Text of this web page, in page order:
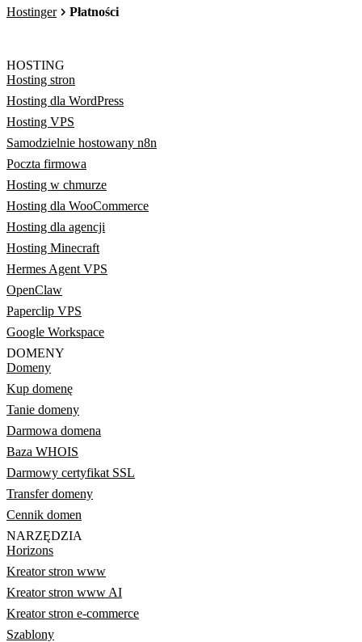
Hostinger Płatności
HOSTING
Hosting stron
Hosting dla WordPress
Hosting VPS
Samodzielnie hostowany n8n
Poczta firmowa
Hosting w chmurze
Hosting dla WooCommerce
Hosting dla agencji
Hosting Minecraft
Hermes Agent VPS
OpenClaw
Paperclip VPS
Google Workspace
DOMENY
Domeny
Kup domenę
Tanie domeny
Darmowa domena
Baza WHOIS
Darmowy certyfikat SSL
Transfer domeny
Cennik domen
NARZĘDZIA
Horizons
Kreator stron www
Kreator stron www AI
Kreator stron e-commerce
Szablony